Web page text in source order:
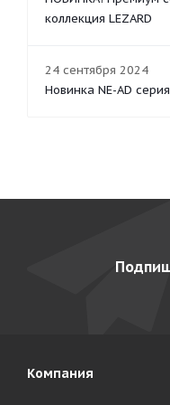
коллекция LEZARD
24 сентября 2024
Новинка NE-AD
Компания